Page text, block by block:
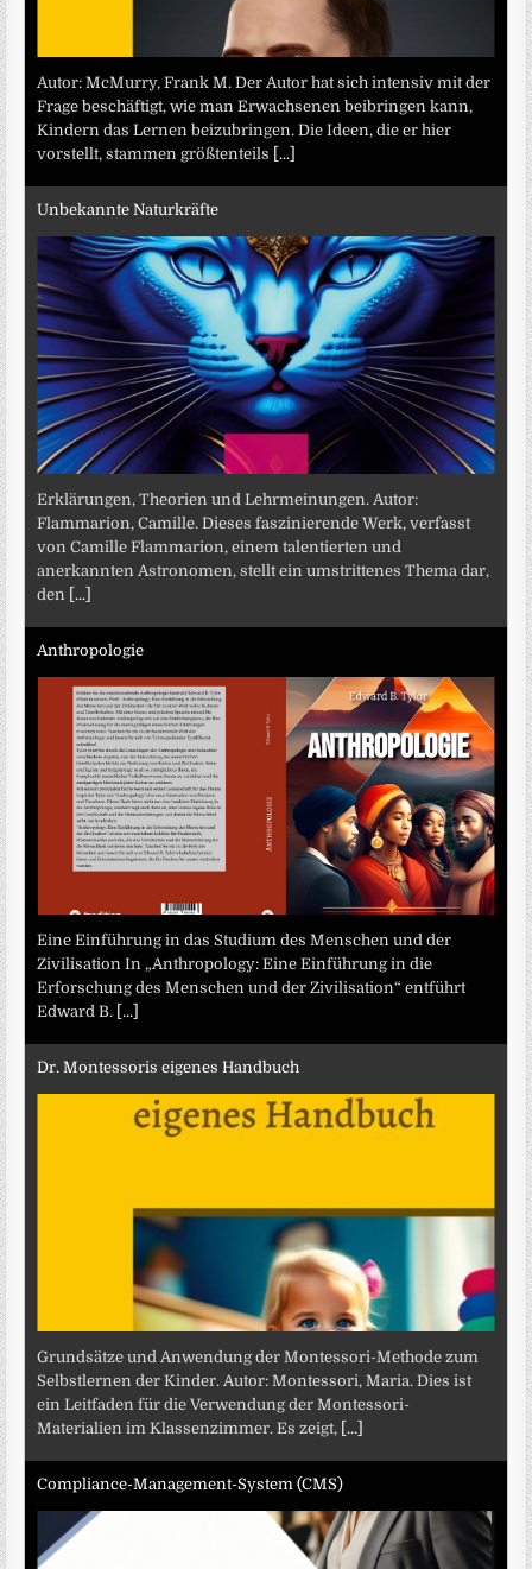
Autor: McMurry, Frank M. Der Autor hat sich intensiv mit der
Frage beschäftigt, wie man Erwachsenen beibringen kann,
Kindern das Lernen beizubringen. Die Ideen, die er hier
vorstellt, stammen größtenteils [...]
Unbekannte Naturkräfte
Erklärungen, Theorien und Lehrmeinungen. Autor:
Flammarion, Camille. Dieses faszinierende Werk, verfasst
von Camille Flammarion, einem talentierten und
anerkannten Astronomen, stellt ein umstrittenes Thema dar,
den [...]
Anthropologie
Eine Einführung in das Studium des Menschen und der
Zivilisation In „Anthropology: Eine Einführung in die
Erforschung des Menschen und der Zivilisation“ entführt
Edward B. [...]
Dr. Montessoris eigenes Handbuch
Grundsätze und Anwendung der Montessori-Methode zum
Selbstlernen der Kinder. Autor: Montessori, Maria. Dies ist
ein Leitfaden für die Verwendung der Montessori-
Materialien im Klassenzimmer. Es zeigt, [...]
Compliance-Management-System (CMS)